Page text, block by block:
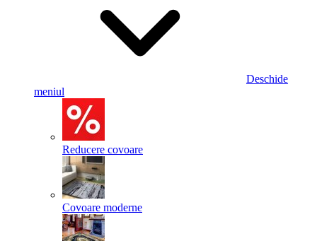
Deschide
meniul
Reducere covoare
Covoare moderne